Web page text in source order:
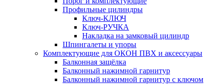
Профильные цилиндры
Ключ-КЛЮЧ
Ключ-РУЧКА
Накладка на замковый цилиндр
Шпингалеты и упоры
Комплектующие для ОКОН ПВХ и аксессуары
Балконная защёлка
Балконный нажимной гарнитур
Балконный нажимной гарнитур с ключом